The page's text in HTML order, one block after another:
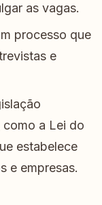
as vagas.
processo que
e
a Lei do
estabelece
e empresas.